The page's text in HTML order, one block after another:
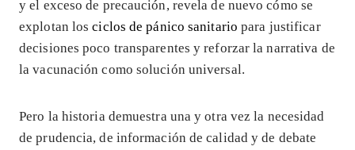
y el exceso de precaución, revela de nuevo cómo se
explotan losciclos de pánico sanitario para justificar
decisiones poco transparentes y reforzar la narrativa de
la vacunación como solución universal.
Pero la historia demuestra una y otra vez la necesidad
de prudencia, de información de calidad y de debate